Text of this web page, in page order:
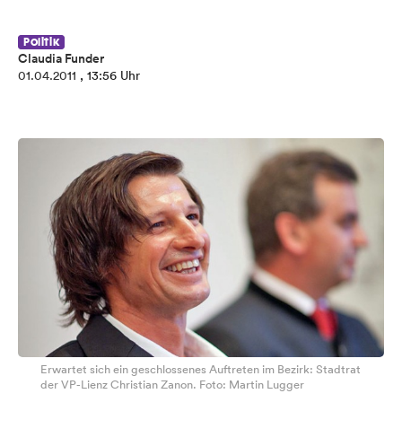
Politik
Claudia Funder
01.04.2011 , 13:56 Uhr
Erwartet sich ein geschlossenes Auftreten im Bezirk: Stadtrat
der VP-Lienz Christian Zanon. Foto: Martin Lugger